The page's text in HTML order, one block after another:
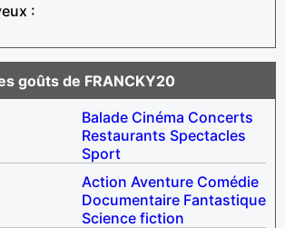
:
goûts de FRANCKY20
Balade Cinéma Concerts
Restaurants Spectacles
Sport
Action Aventure Comédie
Documentaire Fantastique
Science fiction